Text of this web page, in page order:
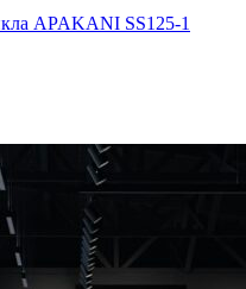
APAKANI SS125-1